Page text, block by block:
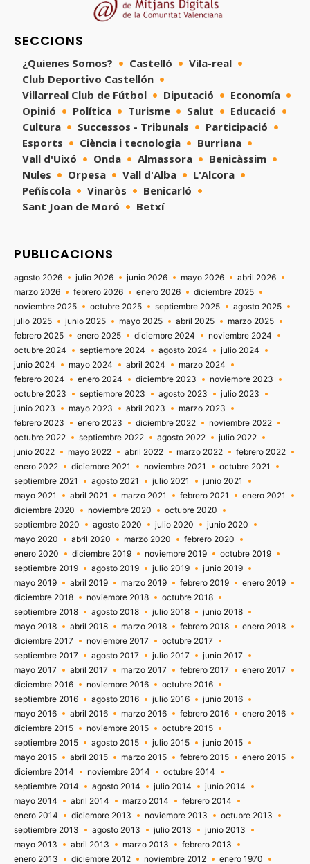
SECCIONS
¿Quienes Somos? Castelló
Vila-real
Club Deportivo Castellón
Villarreal Club de Fútbol
Diputació
Economía
Opinió
Política Turisme Salut
Educació
Cultura
Successos - Tribunals
Participació
Esports
Ciència i tecnologia
Burriana
Vall d'Uixó
Onda Almassora
Benicàssim
Nules
Orpesa Vall d'Alba
L'Alcora
Peñíscola
Vinaròs
Benicarló
Sant Joan de Moró
Betxí
PUBLICACIONS
agosto 2026 julio 2026 junio 2026 mayo 2026
abril 2026
marzo 2026
febrero 2026 enero 2026
diciembre 2025
noviembre 2025
octubre 2025 septiembre 2025
agosto 2025
julio 2025
junio 2025 mayo 2025 abril 2025
marzo 2025
febrero 2025
enero 2025 diciembre 2024
noviembre 2024
octubre 2024
septiembre 2024 agosto 2024
julio 2024
junio 2024
mayo 2024 abril 2024
marzo 2024
febrero 2024
enero 2024 diciembre 2023
noviembre 2023
octubre 2023
septiembre 2023 agosto 2023
julio 2023
junio 2023
mayo 2023 abril 2023
marzo 2023
febrero 2023
enero 2023 diciembre 2022
noviembre 2022
octubre 2022
septiembre 2022 agosto 2022
julio 2022
junio 2022
mayo 2022 abril 2022 marzo 2022
febrero 2022
enero 2022
diciembre 2021 noviembre 2021
octubre 2021
septiembre 2021
agosto 2021 julio 2021
junio 2021
mayo 2021
abril 2021 marzo 2021 febrero 2021
enero 2021
diciembre 2020
noviembre 2020
octubre 2020
septiembre 2020
agosto 2020 julio 2020
junio 2020
mayo 2020
abril 2020 marzo 2020
febrero 2020
enero 2020
diciembre 2019 noviembre 2019
octubre 2019
septiembre 2019
agosto 2019 julio 2019
junio 2019
mayo 2019
abril 2019 marzo 2019 febrero 2019
enero 2019
diciembre 2018
noviembre 2018
octubre 2018
septiembre 2018
agosto 2018 julio 2018
junio 2018
mayo 2018
abril 2018 marzo 2018 febrero 2018
enero 2018
diciembre 2017
noviembre 2017
octubre 2017
septiembre 2017
agosto 2017 julio 2017
junio 2017
mayo 2017
abril 2017 marzo 2017 febrero 2017
enero 2017
diciembre 2016
noviembre 2016
octubre 2016
septiembre 2016
agosto 2016 julio 2016
junio 2016
mayo 2016
abril 2016 marzo 2016 febrero 2016
enero 2016
diciembre 2015
noviembre 2015
octubre 2015
septiembre 2015
agosto 2015 julio 2015
junio 2015
mayo 2015
abril 2015 marzo 2015 febrero 2015
enero 2015
diciembre 2014
noviembre 2014
octubre 2014
septiembre 2014
agosto 2014 julio 2014
junio 2014
mayo 2014
abril 2014 marzo 2014
febrero 2014
enero 2014
diciembre 2013 noviembre 2013
octubre 2013
septiembre 2013
agosto 2013 julio 2013
junio 2013
mayo 2013
abril 2013 marzo 2013
febrero 2013
enero 2013
diciembre 2012 noviembre 2012 enero 1970